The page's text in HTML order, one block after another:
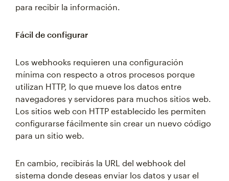
para recibir la información.
Fácil de configurar
Los webhooks requieren una configuración
mínima con respecto a otros procesos porque
utilizan HTTP, lo que mueve los datos entre
navegadores y servidores para muchos sitios web.
Los sitios web con HTTP establecido les permiten
configurarse fácilmente sin crear un nuevo código
para un sitio web.
En cambio, recibirás la URL del webhook del
sistema donde deseas enviar los datos y usar el